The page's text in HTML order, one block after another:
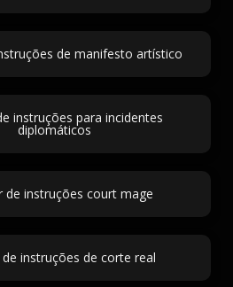
de manifesto artístico
instruções para incidentes
diplomáticos
de instruções court mage
instruções de corte real